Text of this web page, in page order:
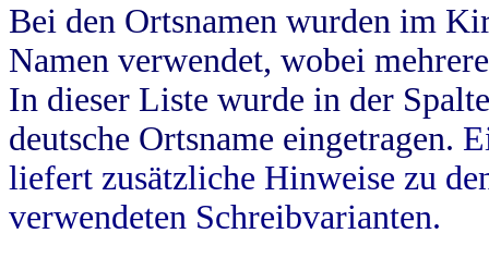
Bei den Ortsnamen wurden im
Namen verwendet, wobei
In dieser Liste wurde in der
deutsche Ortsname eingetragen.
liefert zusätzliche Hinweise zu
verwendeten Schreibvarianten.